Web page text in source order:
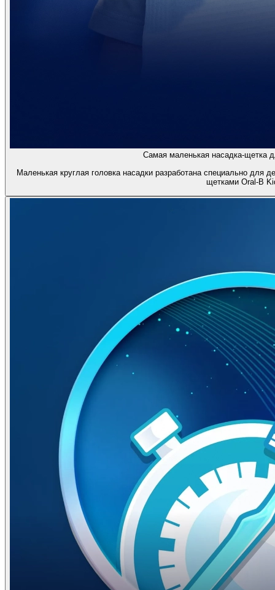
Самая маленькая насадка-щетка
Маленькая круглая головка насадки разработана специально для
щетками Oral-B